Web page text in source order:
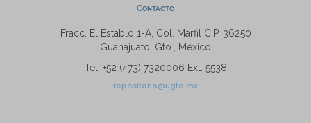
Contacto
Fracc. El Establo 1-A, Col. Marfil C.P. 36250
Guanajuato, Gto., México
Tel: +52 (473) 7320006 Ext. 5538
repositorio@ugto.mx